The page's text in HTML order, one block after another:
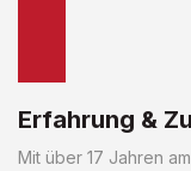
Erfahrung &
Mit über 17 Jahren